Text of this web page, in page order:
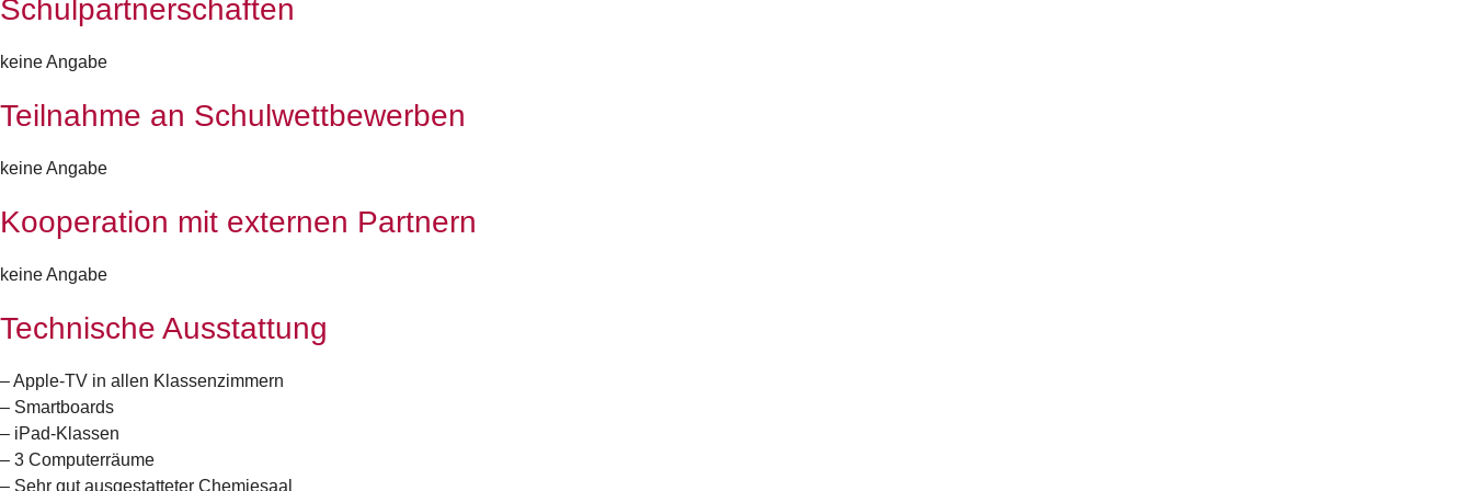
Schulpartnerschaften
keine Angabe
Teilnahme an Schulwettbewerben
keine Angabe
Kooperation mit externen Partnern
keine Angabe
Technische Ausstattung
– Apple-TV in allen Klassenzimmern
– Smartboards
– iPad-Klassen
– 3 Computerräume
– Sehr gut ausgestatteter Chemiesaal